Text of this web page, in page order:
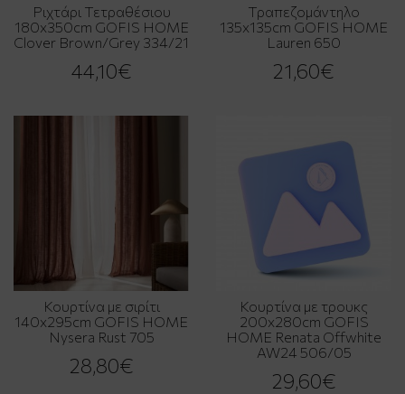
Ριχτάρι Τετραθέσιου
180x350cm GOFIS HOME
Clover Brown/Grey 334/21
44,10€
Τραπεζομάντηλο
135x135cm GOFIS HOME
Lauren 650
21,60€
Κουρτίνα με σιρίτι
140x295cm GOFIS HOME
Nysera Rust 705
28,80€
Κουρτίνα με τρουκς
200x280cm GOFIS
HOME Renata Offwhite
AW24 506/05
29,60€